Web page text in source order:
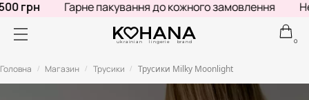
грн Гарне пакування до кожного замовлення
ukrainian lingerie brand 0
Головна / Магазин / Трусики / Трусики Milky Moonlight